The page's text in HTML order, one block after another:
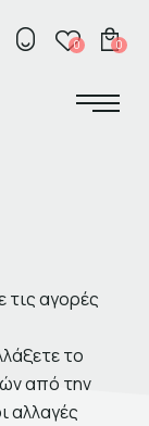
0 0
τις αγορές
το
από την
αλλαγές